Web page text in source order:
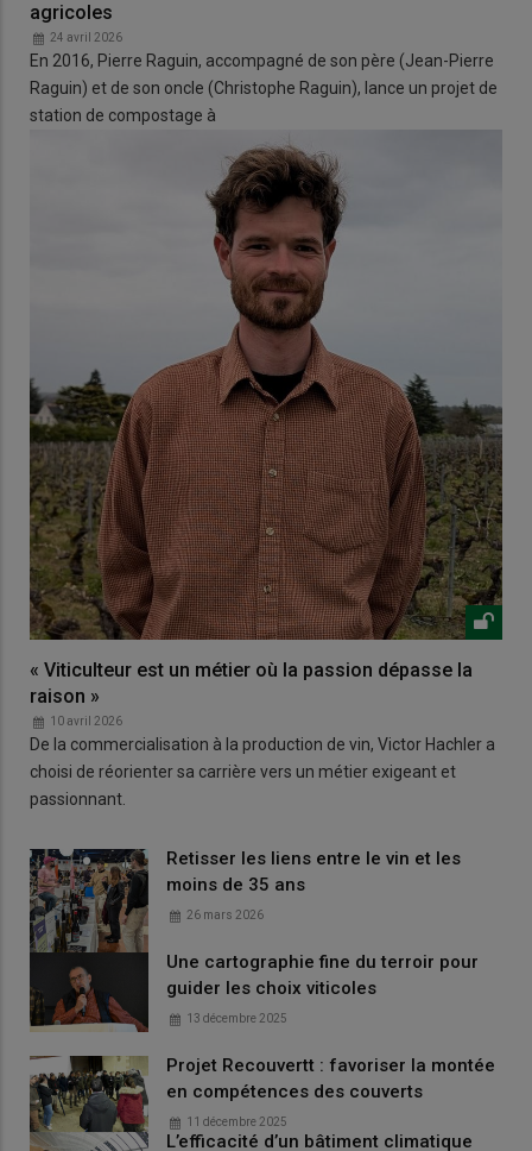
agricoles
24 avril 2026
En 2016, Pierre Raguin, accompagné de son père (Jean-Pierre
Raguin) et de son oncle (Christophe Raguin), lance un projet de
station de compostage à
« Viticulteur est un métier où la passion dépasse la
raison »
10 avril 2026
De la commercialisation à la production de vin, Victor Hachler a
choisi de réorienter sa carrière vers un métier exigeant et
passionnant.
Retisser les liens entre le vin et les
moins de 35 ans
26 mars 2026
Une cartographie fine du terroir pour
guider les choix viticoles
13 décembre 2025
Projet Recouvertt : favoriser la montée
en compétences des couverts
11 décembre 2025
L’efficacité d’un bâtiment climatique